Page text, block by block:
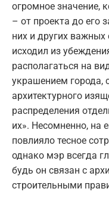
огромное значение,
– от проекта до его
них и других
исходил из
располагаться на
украшением города,
архитектурного
распределения
их». Несомненно, на
повлияло тесное
однако мэр всегда
будь он связан с
строительными